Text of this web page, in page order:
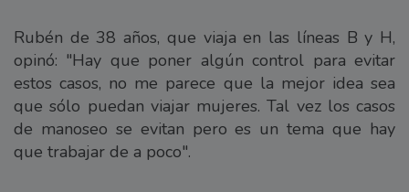
Rubén de 38 años, que viaja en las líneas B y H,
opinó: "Hay que poner algún control para evitar
estos casos, no me parece que la mejor idea sea
que sólo puedan viajar mujeres. Tal vez los casos
de manoseo se evitan pero es un tema que hay
que trabajar de a poco".